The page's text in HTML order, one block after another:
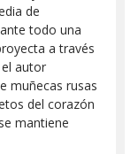
de
todo una
a través
autor
muñecas rusas
del corazón
mantiene